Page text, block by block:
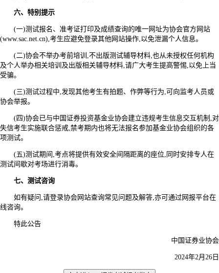
六、特别提示
(一)测试报名、准考证打印及成绩查询的唯一网址为协会官方网站
(www.sac.net.cn),考生应避免登录其他网站操作,以免泄漏个人信息。
(二)协会不举办考前培训,不出版测试辅导材料,也从未授权任何机构
及个人举办相关培训及出版相关辅导材料,请广大考生提高警惕,以免上当
受骗。
(三)测试过程中,发现其他考生有拍题、作弊等行为,可向监考人员或
协会举报。
(四)协会已与中国证券投资基金业协会建立违规考生信息交互机制,对
失信考生实施联合惩戒,禁考期内也将无法报名参加基金业协会组织的各
项测试。
(五)测试期间,考点将提供有效安全间隔距离的座位,同时安排专人在
测试间歇对考场进行消毒。
七、测试咨询
如有疑问,请登录协会网站查询常见问题及解答,亦可通过网报平台在
线咨询。
特此公告
中国证券业协会
2024年2月26日